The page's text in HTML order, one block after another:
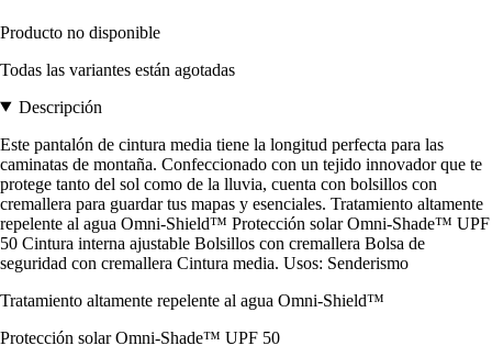
Producto no disponible
Todas las variantes están agotadas
Descripción
Este pantalón de cintura media tiene la longitud perfecta para las
caminatas de montaña. Confeccionado con un tejido innovador que te
protege tanto del sol como de la lluvia, cuenta con bolsillos con
cremallera para guardar tus mapas y esenciales. Tratamiento altamente
repelente al agua Omni-Shield™ Protección solar Omni-Shade™ UPF
50 Cintura interna ajustable Bolsillos con cremallera Bolsa de
seguridad con cremallera Cintura media. Usos: Senderismo
Tratamiento altamente repelente al agua Omni-Shield™
Protección solar Omni-Shade™ UPF 50